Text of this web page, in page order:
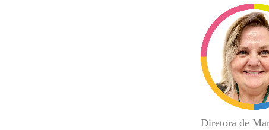
Diretora de